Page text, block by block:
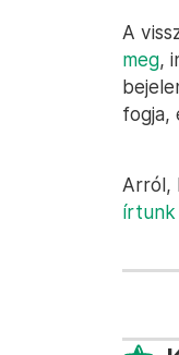
A
meg,
fogja,
Arról,
írtunk